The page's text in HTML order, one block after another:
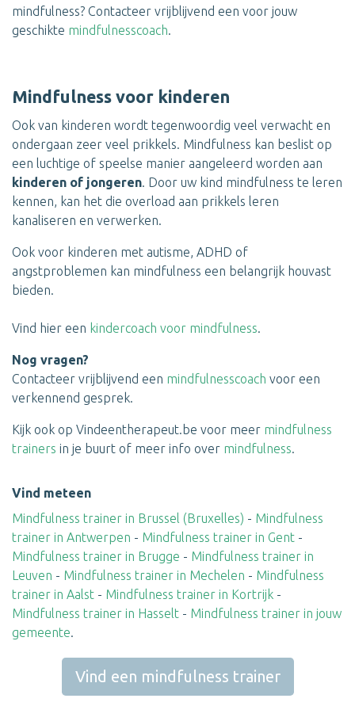
mindfulness? Contacteer vrijblijvend een voor jouw
geschikte mindfulnesscoach.
Mindfulness voor kinderen
Ook van kinderen wordt tegenwoordig veel verwacht en
ondergaan zeer veel prikkels. Mindfulness kan beslist op
een luchtige of speelse manier aangeleerd worden aan
kinderen of jongeren. Door uw kind mindfulness te leren
kennen, kan het die overload aan prikkels leren
kanaliseren en verwerken.
Ook voor kinderen met autisme, ADHD of
angstproblemen kan mindfulness een belangrijk houvast
bieden.
Vind hier een kindercoach voor mindfulness.
Nog vragen?
Contacteer vrijblijvend een mindfulnesscoach voor een
verkennend gesprek.
Kijk ook op Vindeentherapeut.be voor meer mindfulness
trainers in je buurt of meer info over mindfulness.
Vind meteen
Mindfulness trainer in Brussel (Bruxelles) - Mindfulness
trainer in Antwerpen - Mindfulness trainer in Gent -
Mindfulness trainer in Brugge - Mindfulness trainer in
Leuven - Mindfulness trainer in Mechelen - Mindfulness
trainer in Aalst - Mindfulness trainer in Kortrijk -
Mindfulness trainer in Hasselt - Mindfulness trainer in jouw
gemeente.
Vind een mindfulness trainer